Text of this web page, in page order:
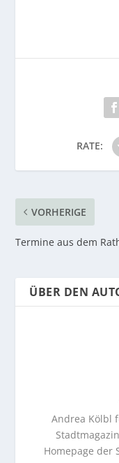
RATE:
VORHERIGE
Termine aus dem
ÜBER DEN
Andrea Kölbl
Homepage der